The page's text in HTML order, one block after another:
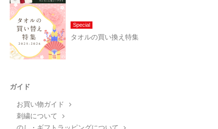
Special
タオルの買い換え特集
ガイド
お買い物ガイド
刺繍について